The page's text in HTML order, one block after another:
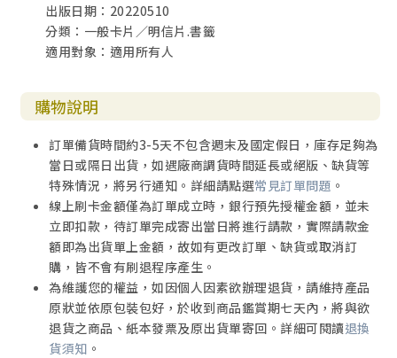
出版日期：20220510
分類：一般卡片／明信片.書籤
適用對象：適用所有人
購物說明
訂單備貨時間約3-5天不包含週末及國定假日，庫存足夠為
當日或隔日出貨，如遇廠商調貨時間延長或絕版、缺貨等
特殊情況，將另行通知。詳細請點選常見訂單問題 。
線上刷卡金額僅為訂單成立時，銀行預先授權金額，並未
立即扣款，待訂單完成寄出當日將進行請款，實際請款金
額即為出貨單上金額，故如有更改訂單、缺貨或取消訂
購，皆不會有刷退程序產生。
為維護您的權益，如因個人因素欲辦理退貨，請維持產品
原狀並依原包裝包好，於收到商品鑑賞期七天內，將與欲
退貨之商品、紙本發票及原出貨單寄回。詳細可閱讀退換
貨須知 。